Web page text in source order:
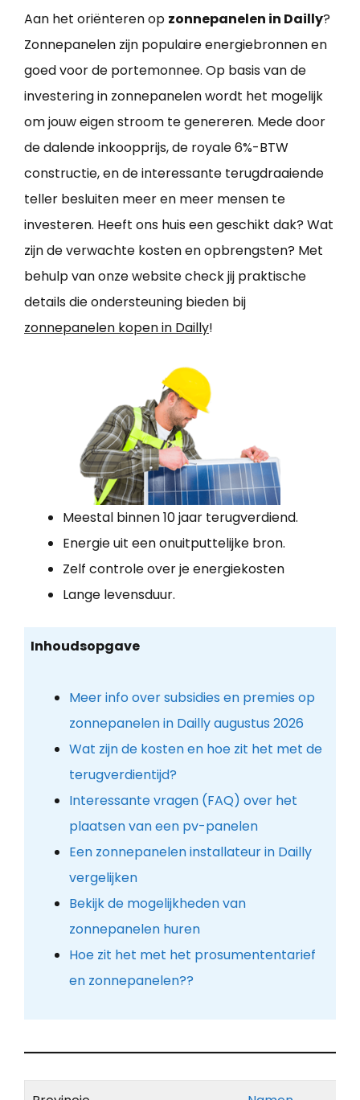
Aan het oriënteren op zonnepanelen in Dailly?
Zonnepanelen zijn populaire energiebronnen en
goed voor de portemonnee. Op basis van de
investering in zonnepanelen wordt het mogelijk
om jouw eigen stroom te genereren. Mede door
de dalende inkoopprijs, de royale 6%-BTW
constructie, en de interessante terugdraaiende
teller besluiten meer en meer mensen te
investeren. Heeft ons huis een geschikt dak? Wat
zijn de verwachte kosten en opbrengsten? Met
behulp van onze website check jij praktische
details die ondersteuning bieden bij
zonnepanelen kopen in Dailly!
Meestal binnen 10 jaar terugverdiend.
Energie uit een onuitputtelijke bron.
Zelf controle over je energiekosten
Lange levensduur.
Inhoudsopgave
Meer info over subsidies en premies op
zonnepanelen in Dailly augustus 2026
Wat zijn de kosten en hoe zit het met de
terugverdientijd?
Interessante vragen (FAQ) over het
plaatsen van een pv-panelen
Een zonnepanelen installateur in Dailly
vergelijken
Bekijk de mogelijkheden van
zonnepanelen huren
Hoe zit het met het prosumententarief
en zonnepanelen??